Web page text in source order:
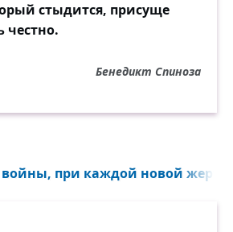
стыдится, присуще
честно.
Бенедикт Спиноза
при каждой новой